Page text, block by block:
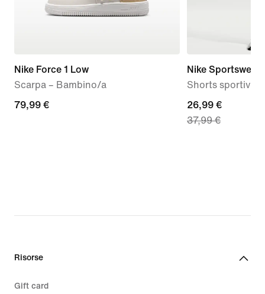
Nike Force 1 Low
Scarpa – Bambino/a
79,99
79,99 €
Nike Sportswear
Shorts sportivi –
current
price
26,99 €
37,99 €
Risorse
Gift card